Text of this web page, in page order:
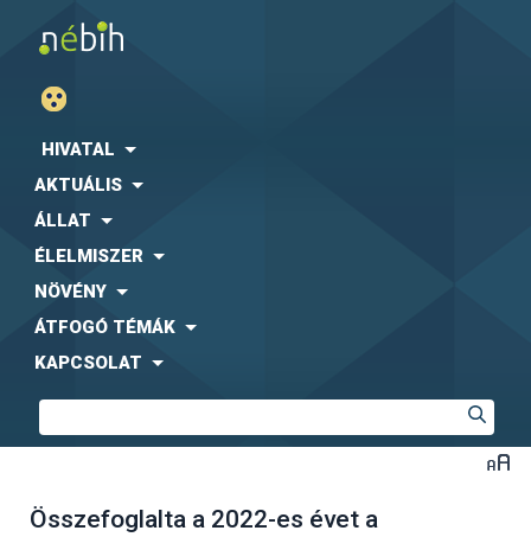
HIVATAL
AKTUÁLIS
ÁLLAT
ÉLELMISZER
NÖVÉNY
ÁTFOGÓ TÉMÁK
KAPCSOLAT
Összefoglalta a 2022-es évet a